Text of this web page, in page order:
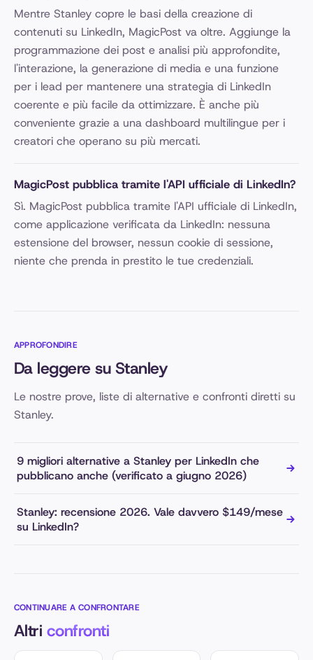
Mentre Stanley copre le basi della creazione di
contenuti su LinkedIn, MagicPost va oltre. Aggiunge la
programmazione dei post e analisi più approfondite,
l'interazione, la generazione di media e una funzione
per i lead per mantenere una strategia di LinkedIn
coerente e più facile da ottimizzare. È anche più
conveniente grazie a una dashboard multilingue per i
creatori che operano su più mercati.
MagicPost pubblica tramite l'API ufficiale di LinkedIn?
Sì. MagicPost pubblica tramite l'API ufficiale di LinkedIn,
come applicazione verificata da LinkedIn: nessuna
estensione del browser, nessun cookie di sessione,
niente che prenda in prestito le tue credenziali.
APPROFONDIRE
Da leggere su Stanley
Le nostre prove, liste di alternative e confronti diretti su
Stanley.
9 migliori alternative a Stanley per LinkedIn che
pubblicano anche (verificato a giugno 2026)
Stanley: recensione 2026. Vale davvero $149/mese
su LinkedIn?
CONTINUARE A CONFRONTARE
Altri confronti